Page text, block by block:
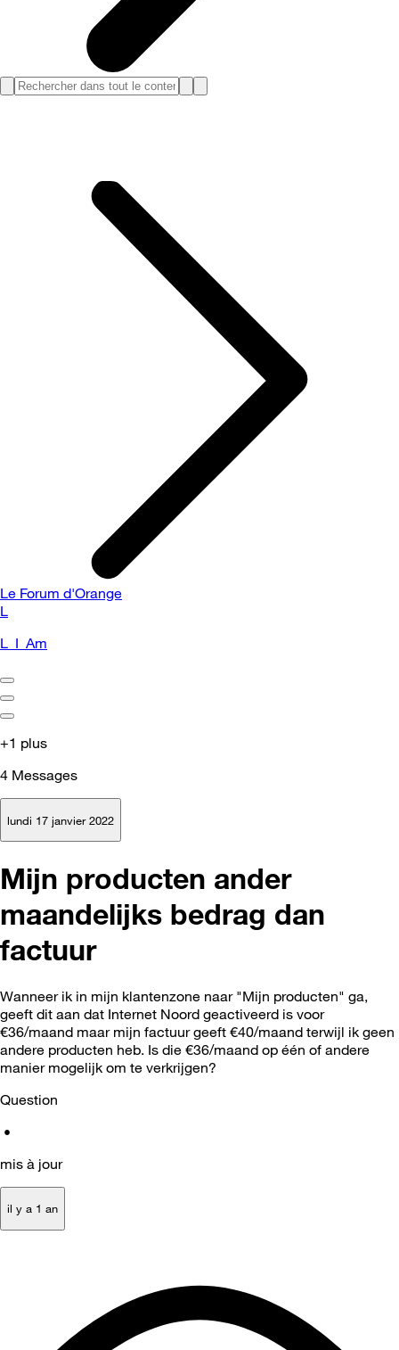
Le Forum d'Orange
L
L_I_Am
+1 plus
4 Messages
lundi 17 janvier 2022
Mijn producten ander
maandelijks bedrag dan
factuur
Wanneer ik in mijn klantenzone naar "Mijn producten" ga,
geeft dit aan dat Internet Noord geactiveerd is voor
€36/maand maar mijn factuur geeft €40/maand terwijl ik geen
andere producten heb. Is die €36/maand op één of andere
manier mogelijk om te verkrijgen?
Question
•
mis à jour
il y a 1 an